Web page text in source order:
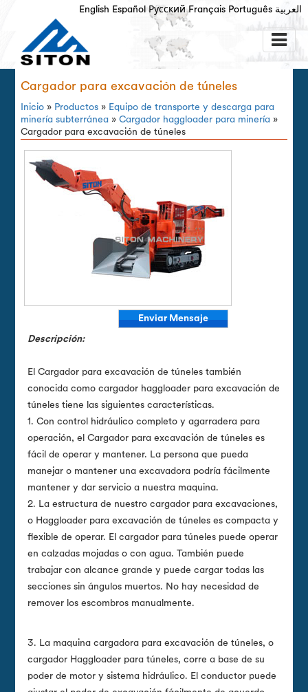
English Español Русский Français Português العربية
Cargador para excavación de túneles
Inicio » Productos » Equipo de transporte y descarga para
minería subterránea »Cargador haggloader para minería »
Cargador para excavación de túneles
Enviar Mensaje
Descripción:
El Cargador para excavación de túneles también
conocida como cargador haggloader para excavación de
túneles tiene las siguientes características.
1. Con control hidráulico completo y agarradera para
operación, el Cargador para excavación de túneles es
fácil de operar y mantener. La persona que pueda
manejar o mantener una excavadora podría fácilmente
mantener y dar servicio a nuestra maquina.
2. La estructura de nuestro cargador para excavaciones,
o Haggloader para excavación de túneles es compacta y
flexible de operar. El cargador para túneles puede operar
en calzadas mojadas o con agua. También puede
trabajar con alcance grande y puede cargar todas las
secciones sin ángulos muertos. No hay necesidad de
remover los escombros manualmente.
3. La maquina cargadora para excavación de túneles, o
cargador Haggloader para túneles, corre a base de su
poder de motor y sistema hidráulico. El conductor puede